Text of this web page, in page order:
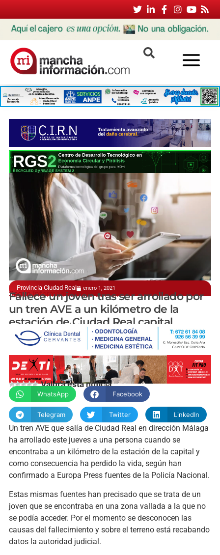
Provincia Ciudad Real enero 1, 2021
Según informan fuentes de Adif
Fallece un joven tras ser arrollado por
un tren AVE a un kilómetro de la
estación de Ciudad Real capital
manchainformacion.com
Valora esta noticia
WhatsApp Facebook
Telegram Twitter LinkedIn
Un tren AVE que salía de Ciudad Real en dirección Málaga
ha arrollado este jueves a una persona cuando se
encontraba a un kilómetro de la estación de la capital y
como consecuencia ha perdido la vida, según han
confirmado a Europa Press fuentes de la Policía Nacional.
Estas mismas fuentes han precisado que se trata de un
joven que se encontraba en una zona vallada a la que no
se podía acceder. Por el momento se desconocen las
causas del fallecimiento y sobre el terreno está recabando
datos la autoridad judicial.